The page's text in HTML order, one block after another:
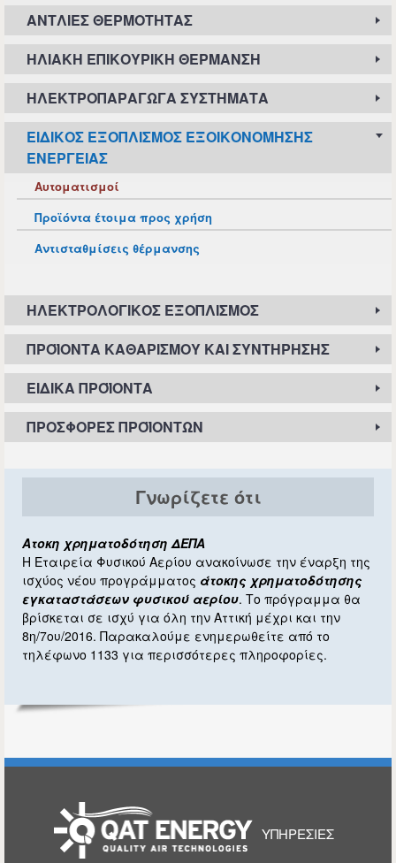
ΑΝΤΛΊΕΣ ΘΕΡΜΌΤΗΤΑΣ
ΗΛΙΑΚΉ ΕΠΙΚΟΥΡΙΚΉ ΘΈΡΜΑΝΣΗ
ΗΛΕΚΤΡΟΠΑΡΑΓΩΓΆ ΣΥΣΤΉΜΑΤΑ
ΕΙΔΙΚΌΣ ΕΞΟΠΛΙΣΜΌΣ ΕΞΟΙΚΟΝΌΜΗΣΗΣ
ΕΝΈΡΓΕΙΑΣ
Αυτοματισμοί
Προϊόντα έτοιμα προς χρήση
Αντισταθμίσεις θέρμανσης
ΗΛΕΚΤΡΟΛΟΓΙΚΌΣ ΕΞΟΠΛΙΣΜΌΣ
ΠΡΟΪΌΝΤΑ ΚΑΘΑΡΙΣΜΟΎ ΚΑΙ ΣΥΝΤΉΡΗΣΗΣ
ΕΙΔΙΚΆ ΠΡΟΪΌΝΤΑ
ΠΡΟΣΦΟΡΈΣ ΠΡΟΪΌΝΤΩΝ
Γνωρίζετε ότι
Ατοκη χρηματοδότηση ΔΕΠΑ
Η Εταιρεία Φυσικού Αερίου ανακοίνωσε την έναρξη της
ισχύος νέου προγράμματος άτοκης χρηματοδότησης
εγκαταστάσεων φυσικού αερίου. Το πρόγραμμα θα
βρίσκεται σε ισχύ για όλη την Αττική μέχρι και την
8η/7ου/2016. Παρακαλούμε ενημερωθείτε από το
τηλέφωνο 1133 για περισσότερες πληροφορίες.
ΑΡΧΙΚΉ ΥΠΗΡΕΣΊΕΣ